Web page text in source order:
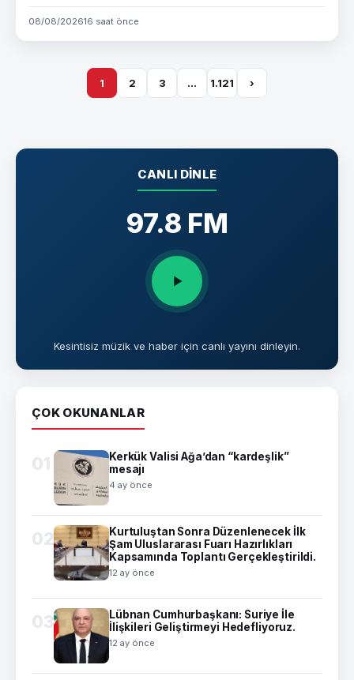
08/08/202616 saat önce
1 2 3 … 1.121 ›
CANLI DINLE
97.8 FM
Kesintisiz müzik ve haber için canlı yayını dinleyin.
ÇOK OKUNANLAR
01
Kerkük Valisi Ağa’dan “kardeşlik”
mesajı
4 ay önce
02
Kurtuluştan Sonra Düzenlenecek İlk
Şam Uluslararası Fuarı Hazırlıkları
Kapsamında Toplantı Gerçekleştirildi.
12 ay önce
03
Lübnan Cumhurbaşkanı: Suriye İle
İlişkileri Geliştirmeyi Hedefliyoruz.
12 ay önce